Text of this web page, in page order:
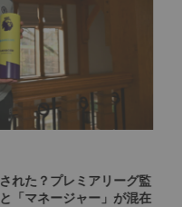
れた？プレミアリーグ監
「マネージャー」が混在